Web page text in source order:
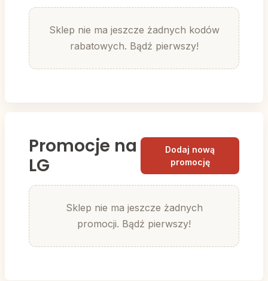
Sklep nie ma jeszcze żadnych kodów
rabatowych. Bądź pierwszy!
Promocje na
LG
Dodaj nową
promocję
Sklep nie ma jeszcze żadnych
promocji. Bądź pierwszy!